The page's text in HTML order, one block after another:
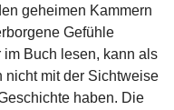
geheimen Kammern
Gefühle
Buch lesen, kann als
nicht mit der Sichtweise
haben. Die